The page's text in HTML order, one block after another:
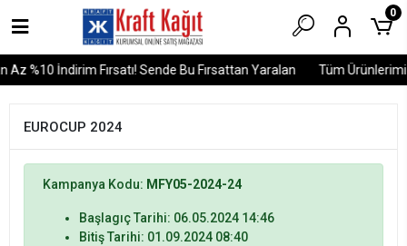
%10 İndirim Fırsatı! Sende Bu Fırsattan Yaralan Tüm
0
EUROCUP 2024
Kampanya Kodu: MFY05-2024-24
Başlagıç Tarihi: 06.05.2024 14:46
Bitiş Tarihi: 01.09.2024 08:40